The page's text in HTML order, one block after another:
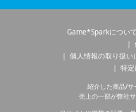
Game*Sparkについて
個人情報の取り扱い
特
紹介した商品/サ
売上の一部が弊社